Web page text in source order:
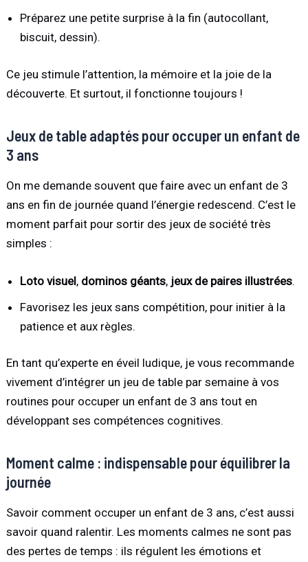
Préparez une petite surprise à la fin (autocollant,
biscuit, dessin).
Ce jeu stimule l’attention, la mémoire et la joie de la
découverte. Et surtout, il fonctionne toujours !
Jeux de table adaptés pour occuper un enfant de
3 ans
On me demande souvent que faire avec un enfant de 3
ans en fin de journée quand l’énergie redescend. C’est le
moment parfait pour sortir des jeux de société très
simples :
Loto visuel, dominos géants, jeux de paires illustrées.
Favorisez les jeux sans compétition, pour initier à la
patience et aux règles.
En tant qu’experte en éveil ludique, je vous recommande
vivement d’intégrer un jeu de table par semaine à vos
routines pour occuper un enfant de 3 ans tout en
développant ses compétences cognitives.
Moment calme : indispensable pour équilibrer la
journée
Savoir comment occuper un enfant de 3 ans, c’est aussi
savoir quand ralentir. Les moments calmes ne sont pas
des pertes de temps : ils régulent les émotions et